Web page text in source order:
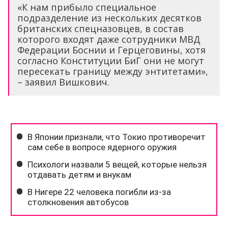
«К нам прибыло специальное
подразделение из нескольких десятков
британских спецназовцев, в состав
которого входят даже сотрудники МВД
Федерации Боснии и Герцеговины, хотя
согласно Конституции БиГ они не могут
пересекать границу между энтитетами»,
– заявил Вишкович.